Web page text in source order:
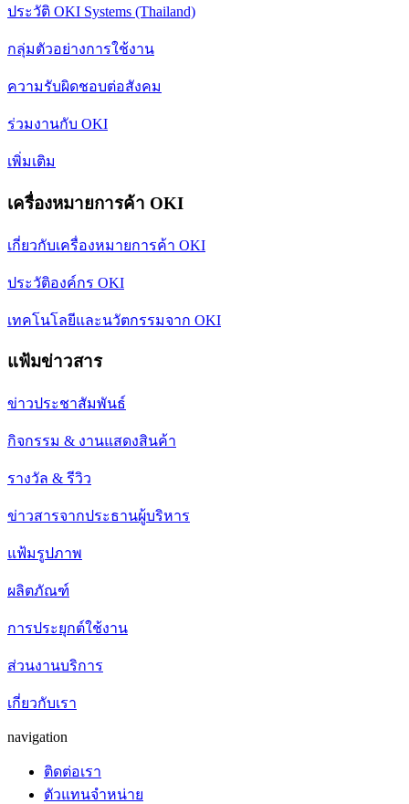
ประวัติ OKI Systems (Thailand)
กลุ่มตัวอย่างการใช้งาน
ความรับผิดชอบต่อสังคม
ร่วมงานกับ OKI
เพิ่มเติม
เครื่องหมายการค้า OKI
เกี่ยวกับเครื่องหมายการค้า OKI
ประวัติองค์กร OKI
เทคโนโลยีและนวัตกรรมจาก OKI
แฟ้มข่าวสาร
ข่าวประชาสัมพันธ์
กิจกรรม & งานแสดงสินค้า
รางวัล & รีวิว
ข่าวสารจากประธานผู้บริหาร
แฟ้มรูปภาพ
ผลิตภัณฑ์
การประยุกต์ใช้งาน
ส่วนงานบริการ
เกี่ยวกับเรา
navigation
ติดต่อเรา
ตัวแทนจำหน่าย